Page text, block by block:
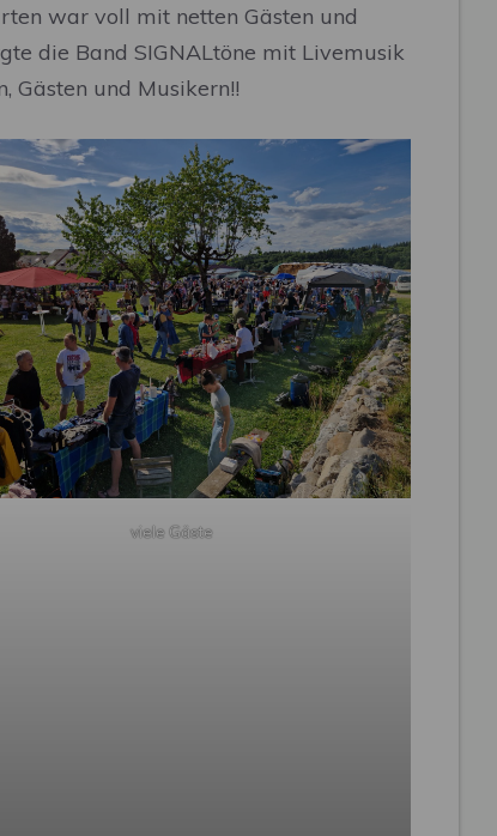
war voll mit netten Gästen und
die Band SIGNALtöne mit Livemusik
Gästen und Musikern!!
viele Gäste